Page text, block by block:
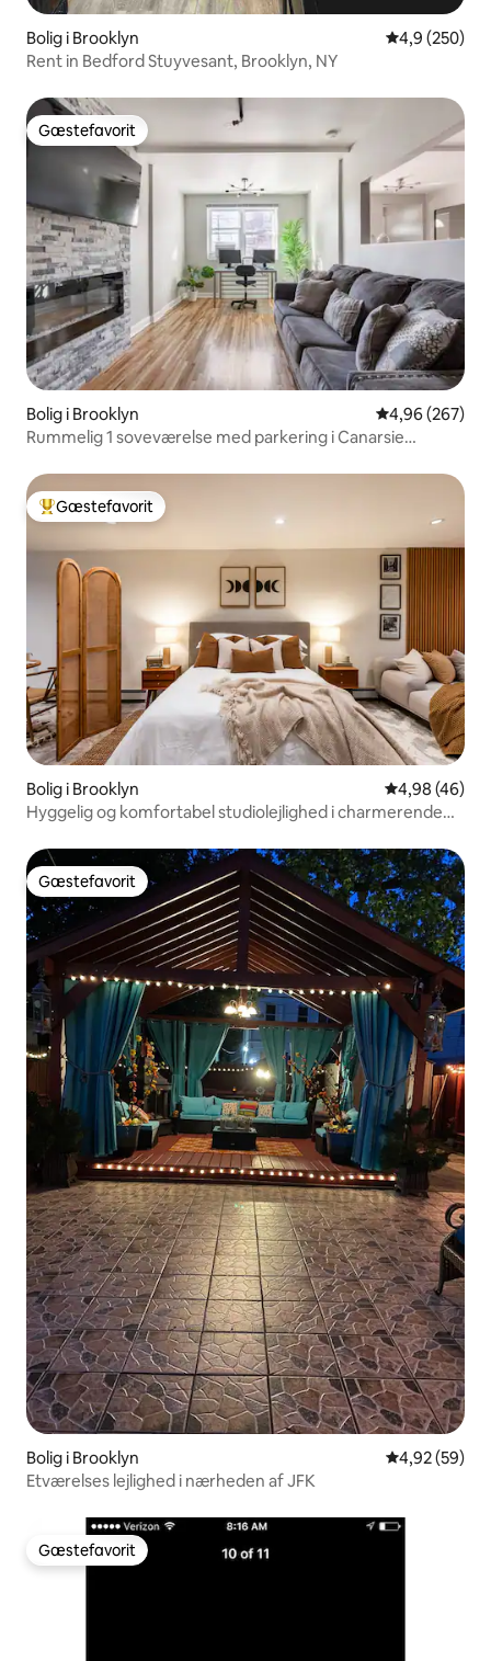
Bolig i Brooklyn 4,9 ud af 5 i
4,9 (250)
Rent in Bedford Stuyvesant, Brooklyn, NY
Gæstefavorit
Gæstefavorit
Bolig i Brooklyn 4,96 ud af 5 i
4,96 (267)
Rummelig 1 soveværelse med parkering i Canarsie
Bedste gæstefavorit
Gæstefavorit
Bolig i Brooklyn 4,98 ud af 5 i
4,98 (46)
Hyggelig og komfortabel studiolejlighed i charmerende
Gæstefavorit
Gæstefavorit
Bolig i Brooklyn 4,92 ud af 5 i
4,92 (59)
Etværelses lejlighed i nærheden af JFK
Gæstefavorit
Gæstefavorit